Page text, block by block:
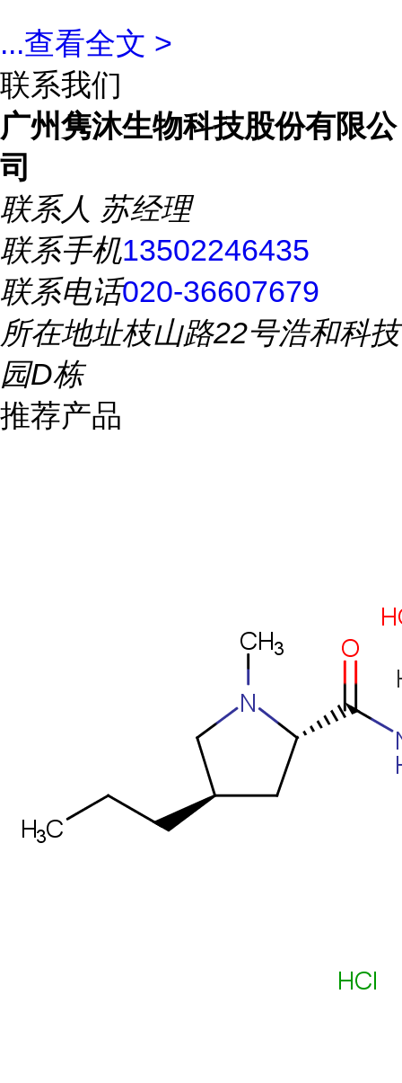
...查看全文 >
联系我们
广州隽沐生物科技股份有限公
司
联系人 苏经理
联系手机13502246435
联系电话020-36607679
所在地址枝山路22号浩和科技
园D栋
推荐产品